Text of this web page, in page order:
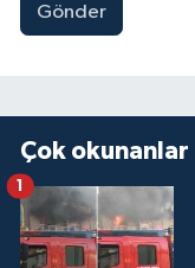
Gönder
Çok okunanlar
1